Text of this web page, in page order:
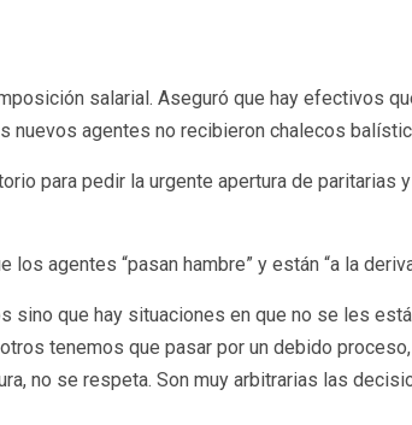
salarial. Aseguró que hay efectivos
nuevos agentes no recibieron chalecos
para pedir la urgente apertura de paritarias
los agentes “pasan hambre” y están “a la
sino que hay situaciones en que no se les
tenemos que pasar por un debido
no se respeta. Son muy arbitrarias las